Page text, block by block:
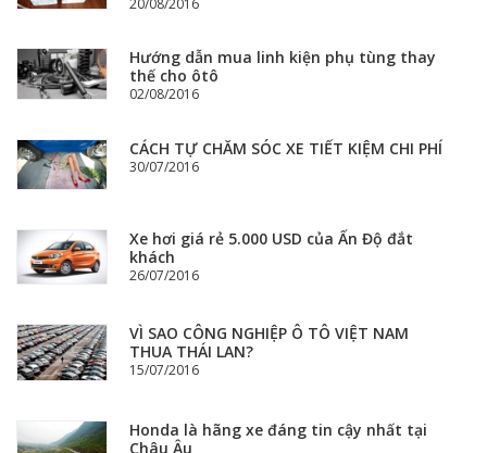
Hướng dẫn mua linh kiện phụ tùng thay
thế cho ôtô
02/08/2016
CÁCH TỰ CHĂM SÓC XE TIẾT KIỆM CHI PHÍ
30/07/2016
Xe hơi giá rẻ 5.000 USD của Ấn Độ đắt
khách
26/07/2016
VÌ SAO CÔNG NGHIỆP Ô TÔ VIỆT NAM
THUA THÁI LAN?
15/07/2016
Honda là hãng xe đáng tin cậy nhất tại
Châu Âu